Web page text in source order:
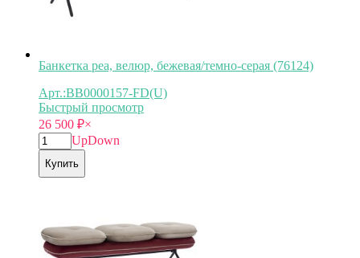
Банкетка pea, велюр, бежевая/темно-серая (76124)
Арт.:BB0000157-FD(U)
Быстрый просмотр
26 500 ₽×
UpDown
Купить